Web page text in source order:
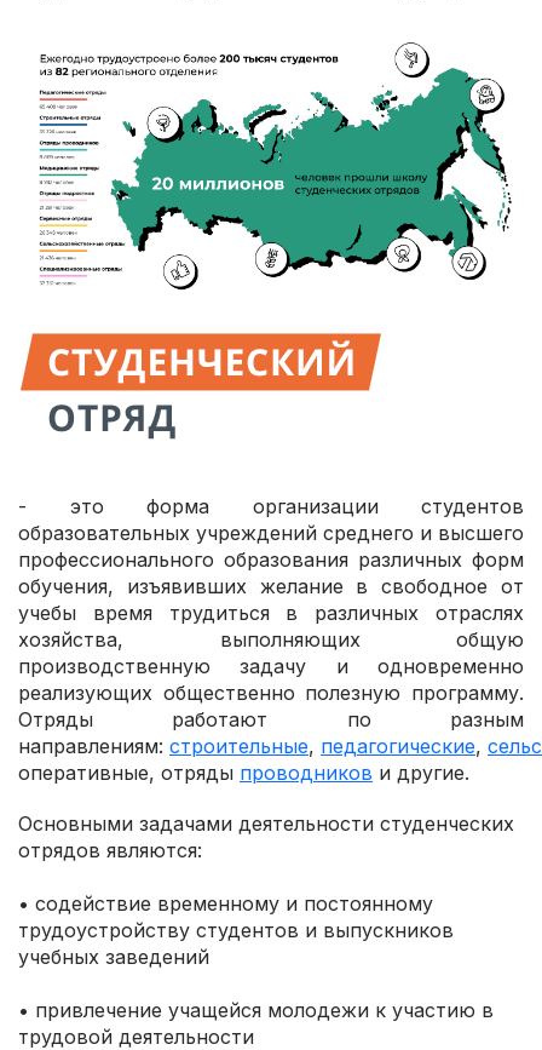
- это форма организации студентов
образовательных учреждений среднего и высшего
профессионального образования различных форм
обучения, изъявивших желание в свободное от
учебы время трудиться в различных отраслях
хозяйства, выполняющих общую
производственную задачу и одновременно
реализующих общественно полезную программу.
Отряды работают по разным
направлениям: строительные, педагогические,
оперативные, отряды проводников и другие.
Основными задачами деятельности студенческих
отрядов являются:
• содействие временному и постоянному
трудоустройству студентов и выпускников
учебных заведений
• привлечение учащейся молодежи к участию в
трудовой деятельности